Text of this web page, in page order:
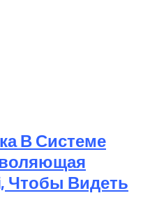
В Системе
Чтобы Видеть